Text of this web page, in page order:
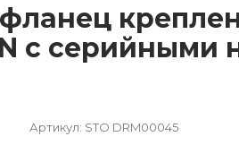
с серийными
Артикул: STO DRM00045